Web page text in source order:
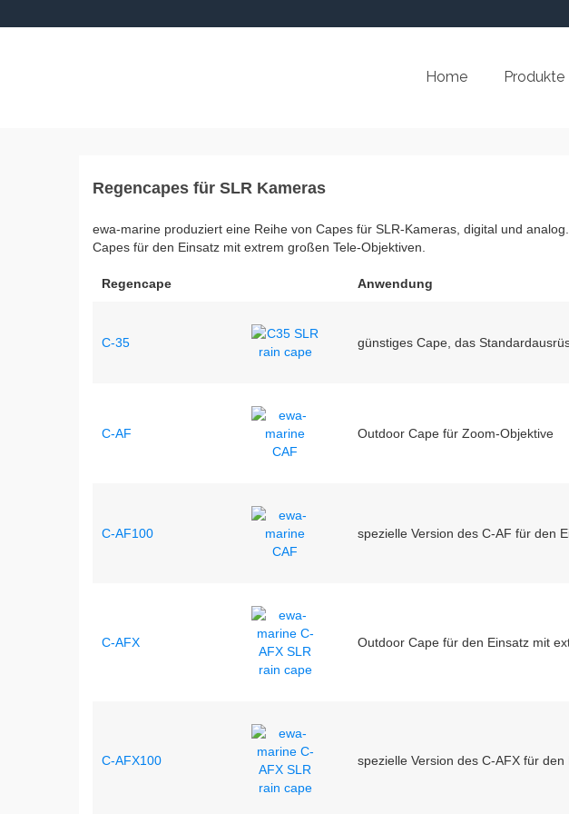
Home Produkte
Regencapes für SLR Kameras
ewa-marine produziert eine Reihe von Capes für SLR-Kameras, digital und analog.
Capes für den Einsatz mit extrem großen Tele-Objektiven.
Regencape Anwendung
C-35 günstiges Cape, das
C-AF Outdoor Cape für Zoom-Objektive
C-AF100 spezielle Version des C-AF für den
C-AFX Outdoor Cape für den Einsatz mit
C-AFX100 spezielle Version des C-AFX für den